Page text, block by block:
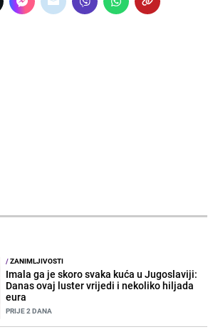
/ZANIMLJIVOSTI
Imala ga je skoro svaka kuća u Jugoslaviji:
Danas ovaj luster vrijedi i nekoliko hiljada
eura
PRIJE 2 DANA